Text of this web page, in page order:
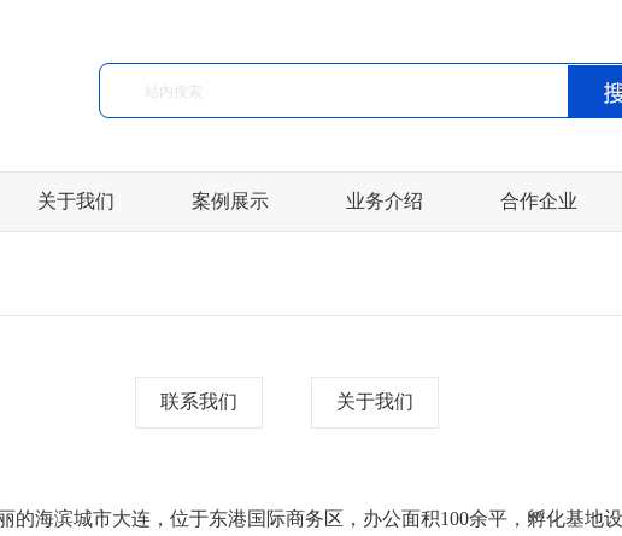
关于我们 案例展示 业务介绍 合作企业
联系我们 关于我们
的海滨城市大连，位于东港国际商务区，办公面积100余平，孵化基地